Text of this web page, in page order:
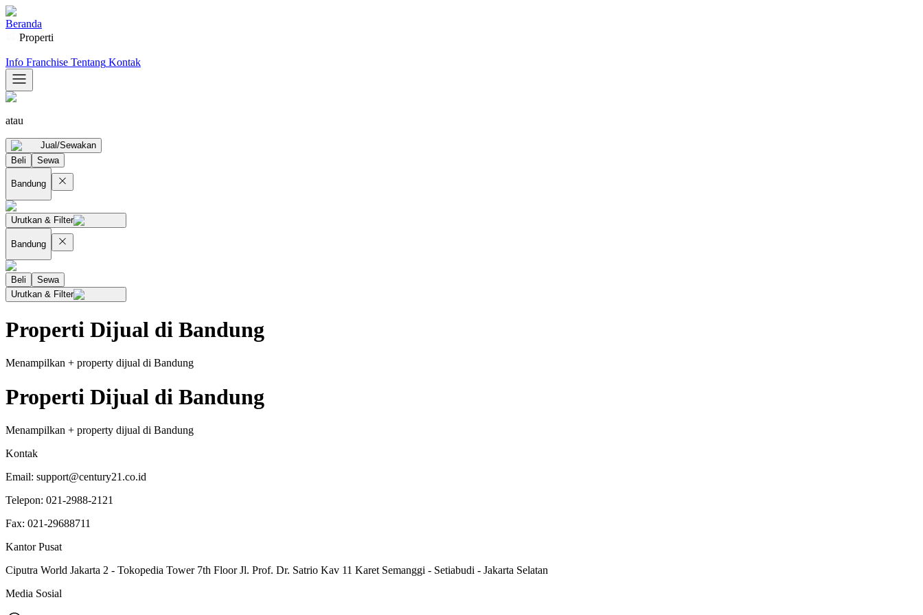
Beranda
Properti
Info Franchise Tentang Kontak
atau
Jual/Sewakan
Beli
Sewa
Bandung
Urutkan & Filter
Bandung
Beli
Sewa
Urutkan & Filter
Properti Dijual di Bandung
Menampilkan + property dijual di Bandung
Properti Dijual di Bandung
Menampilkan + property dijual di Bandung
Kontak
Email: support@century21.co.id
Telepon: 021-2988-2121
Fax: 021-29688711
Kantor Pusat
Ciputra World Jakarta 2 - Tokopedia Tower 7th Floor Jl. Prof. Dr. Satrio Kav 11 Karet Semanggi - Setiabudi - Jakarta Selatan
Media Sosial